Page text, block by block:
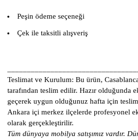
Peşin ödeme seçeneği
Çek ile taksitli alışveriş
Teslimat ve Kurulum: Bu ürün,
tarafından teslim edilir. Hazır olduğunda
geçerek uygun olduğunuz hafta için
Ankara içi merkez ilçelerde profesyonel
olarak gerçekleştirilir.
Tüm dünyaya mobilya satışımız vardır.